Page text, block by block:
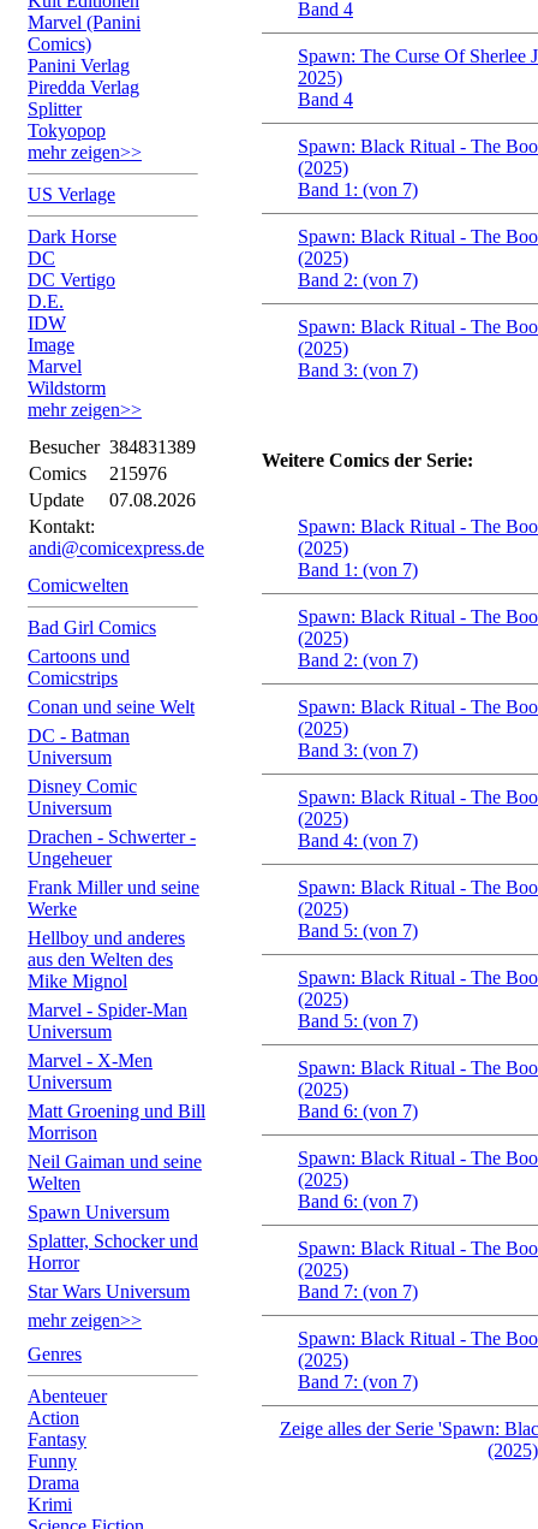
Marvel (Panini
Comics)
Panini Verlag
Piredda Verlag
Splitter
Tokyopop
mehr zeigen>>
US Verlage
Dark Horse
DC
DC Vertigo
D.E.
IDW
Image
Marvel
Wildstorm
mehr zeigen>>
Besucher 384831389
Comics
215976
Update
07.08.2026
Kontakt:
andi@comicexpress.de
Comicwelten
Bad Girl Comics
Cartoons und
Comicstrips
Conan und seine Welt
DC - Batman
Universum
Disney Comic
Universum
Drachen - Schwerter -
Ungeheuer
Frank Miller und seine
Werke
Hellboy und anderes
aus den Welten des
Mike Mignol
Marvel - Spider-Man
Universum
Marvel - X-Men
Universum
Matt Groening und Bill
Morrison
Neil Gaiman und seine
Welten
Spawn Universum
Splatter, Schocker und
Horror
Star Wars Universum
mehr zeigen>>
Genres
Abenteuer
Action
Fantasy
Funny
Drama
Krimi
Band 4
Spawn: The Curse Of Sherlee
2025)
Band 4
Spawn: Black Ritual - The
(2025)
Band 1: (von 7)
Spawn: Black Ritual - The
(2025)
Band 2: (von 7)
Spawn: Black Ritual - The
(2025)
Band 3: (von 7)
Weitere Comics der Serie:
Spawn: Black Ritual - The
(2025)
Band 1: (von 7)
Spawn: Black Ritual - The
(2025)
Band 2: (von 7)
Spawn: Black Ritual - The
(2025)
Band 3: (von 7)
Spawn: Black Ritual - The
(2025)
Band 4: (von 7)
Spawn: Black Ritual - The
(2025)
Band 5: (von 7)
Spawn: Black Ritual - The
(2025)
Band 5: (von 7)
Spawn: Black Ritual - The
(2025)
Band 6: (von 7)
Spawn: Black Ritual - The
(2025)
Band 6: (von 7)
Spawn: Black Ritual - The
(2025)
Band 7: (von 7)
Spawn: Black Ritual - The
(2025)
Band 7: (von 7)
Zeige alles der Serie 'Spawn: